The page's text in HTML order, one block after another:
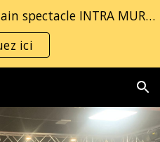
Réservez pour notre prochain spectacle INTRA MUROS
ici